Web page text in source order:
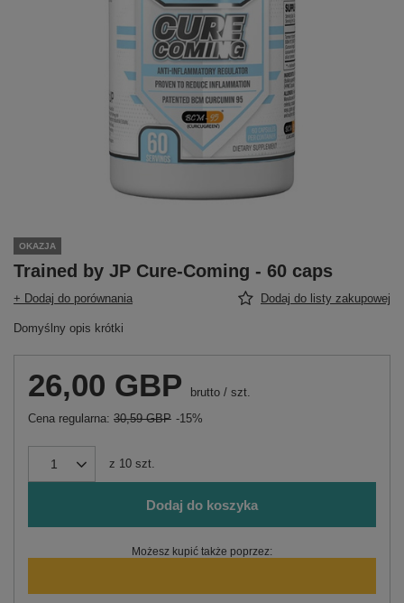
OKAZJA
Trained by JP Cure-Coming - 60 caps
+ Dodaj do porównania Dodaj do listy zakupowej
Domyślny opis krótki
26,00 GBP brutto / szt.
Cena regularna: 30,59 GBP -15%
z 10 szt.
Dodaj do koszyka
Możesz kupić także poprzez: